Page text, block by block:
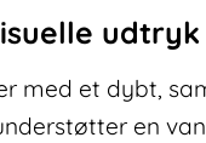
udtryk
med et dybt,
en